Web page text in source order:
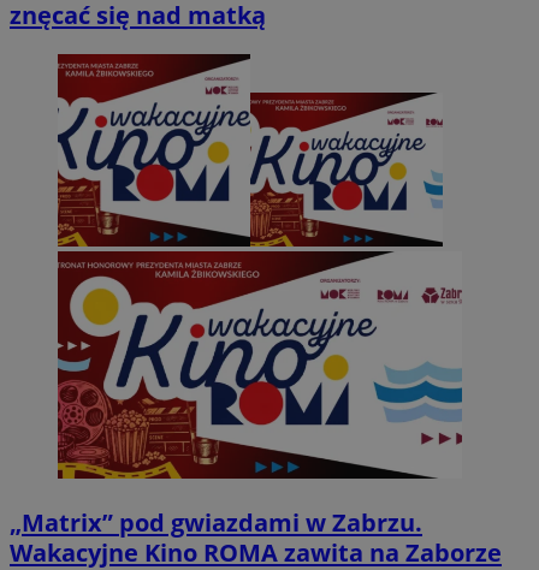
znęcać się nad matką
„Matrix” pod gwiazdami w Zabrzu.
Wakacyjne Kino ROMA zawita na Zaborze